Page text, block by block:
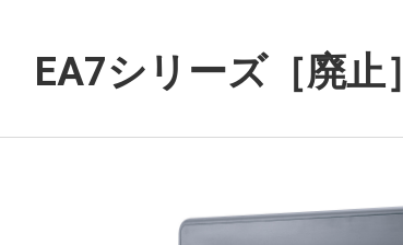
EA7シリーズ［廃止］